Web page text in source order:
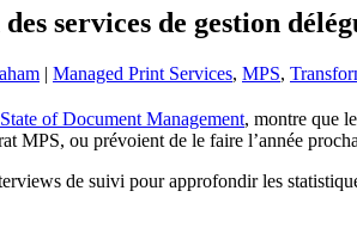
services de gestion
| Managed Print Services, MPS,
of Document Management, montre que
MPS, ou prévoient de le faire l’année
de suivi pour approfondir les